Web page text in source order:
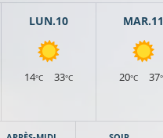
LUN.10
14°C 33°C
MAR.11
20°C 37